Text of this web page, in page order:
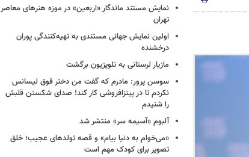
نمایش مستند ماندگار «اربعین» در موزه هنرهای معاصر
تهران
اولین نمایش جهانی مستندی به تهیه‌کنندگی پوران
درخشنده
مازیار لرستانی به تلویزیون برگشت
سوسن پرور: مادرم که گفت من دختر فوق‌ لیسانس
نکردم تا در پیتزافروشی کار کند! صدای شکستن قلبش
را شنیدم
آلبوم «آسیمه سر» منتشر شد
«می‌خوام به دنیا بیام» و قصه تولدهای عجیب؛ خلق
تصویر برای کودک مهم است